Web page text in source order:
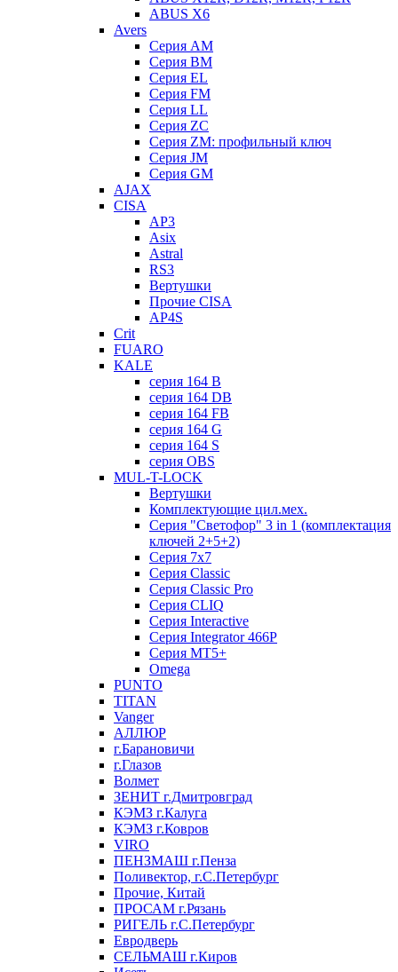
ABUS X6
Avers
Серия AM
Серия BM
Серия EL
Серия FM
Серия LL
Серия ZC
Серия ZM: профильный ключ
Серия JM
Серия GM
AJAX
CISA
AP3
Asix
Astral
RS3
Вертушки
Прочие CISA
AP4S
Crit
FUARO
KALE
серия 164 B
серия 164 DB
серия 164 FB
серия 164 G
серия 164 S
серия OBS
MUL-T-LOCK
Вертушки
Комплектующие цил.мех.
Серия "Светофор" 3 in 1 (комплектация
ключей 2+5+2)
Серия 7х7
Серия Classic
Серия Classic Pro
Серия CLIQ
Серия Interactive
Серия Integrator 466P
Серия MT5+
Omega
PUNTO
TITAN
Vanger
АЛЛЮР
г.Барановичи
г.Глазов
Волмет
ЗЕНИТ г.Дмитровград
КЭМЗ г.Калуга
КЭМЗ г.Ковров
VIRO
ПЕНЗМАШ г.Пенза
Поливектор, г.С.Петербург
Прочие, Китай
ПРОСАМ г.Рязань
РИГЕЛЬ г.С.Петербург
Евродверь
СЕЛЬМАШ г.Киров